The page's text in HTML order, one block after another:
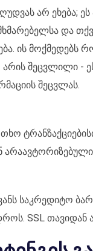
არ ეხება; ეს
და
ის
შეცვლილი -
შეცვლას.
საკრედიტო
SSL თავიდან